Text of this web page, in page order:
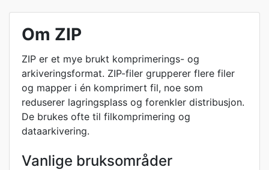
Om ZIP
ZIP er et mye brukt komprimerings- og
arkiveringsformat. ZIP-filer grupperer flere filer
og mapper i én komprimert fil, noe som
reduserer lagringsplass og forenkler distribusjon.
De brukes ofte til filkomprimering og
dataarkivering.
Vanlige bruksområder